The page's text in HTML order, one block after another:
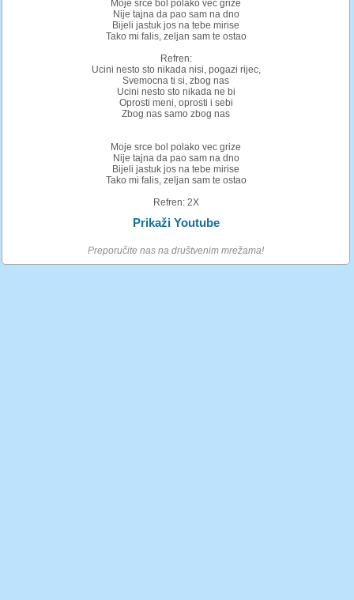
Moje srce bol polako vec grize
Nije tajna da pao sam na dno
Bijeli jastuk jos na tebe mirise
Tako mi falis, zeljan sam te ostao
Refren:
Ucini nesto sto nikada nisi, pogazi rijec,
Svemocna ti si, zbog nas
Ucini nesto sto nikada ne bi
Oprosti meni, oprosti i sebi
Zbog nas samo zbog nas
Moje srce bol polako vec grize
Nije tajna da pao sam na dno
Bijeli jastuk jos na tebe mirise
Tako mi falis, zeljan sam te ostao
Refren: 2X
Prikaži Youtube
Preporučite nas na društvenim mrežama!